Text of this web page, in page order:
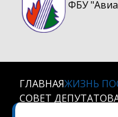
ФБУ
ГЛАВНАЯЖИЗНЬ
СОВЕТ ДЕПУТАТОВ